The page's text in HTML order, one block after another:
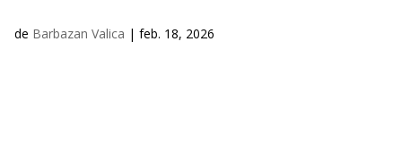
de Barbazan Valica | feb. 18, 2026